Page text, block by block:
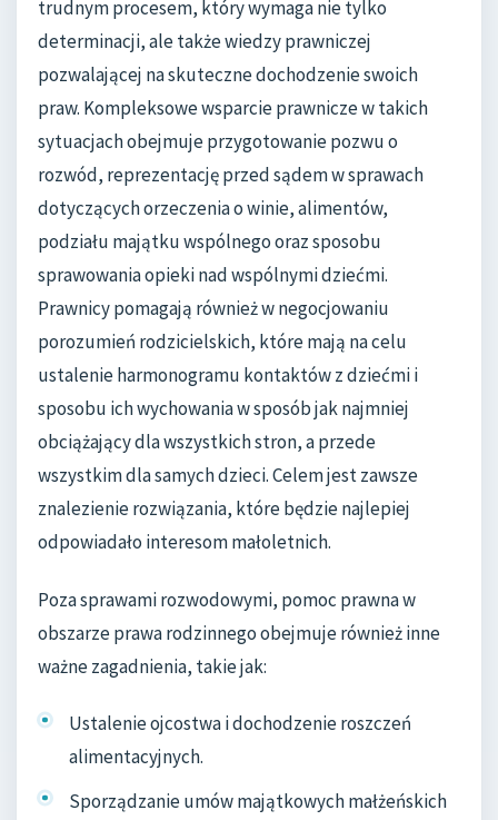
trudnym procesem, który wymaga nie tylko
determinacji, ale także wiedzy prawniczej
pozwalającej na skuteczne dochodzenie swoich
praw. Kompleksowe wsparcie prawnicze w takich
sytuacjach obejmuje przygotowanie pozwu o
rozwód, reprezentację przed sądem w sprawach
dotyczących orzeczenia o winie, alimentów,
podziału majątku wspólnego oraz sposobu
sprawowania opieki nad wspólnymi dziećmi.
Prawnicy pomagają również w negocjowaniu
porozumień rodzicielskich, które mają na celu
ustalenie harmonogramu kontaktów z dziećmi i
sposobu ich wychowania w sposób jak najmniej
obciążający dla wszystkich stron, a przede
wszystkim dla samych dzieci. Celem jest zawsze
znalezienie rozwiązania, które będzie najlepiej
odpowiadało interesom małoletnich.
Poza sprawami rozwodowymi, pomoc prawna w
obszarze prawa rodzinnego obejmuje również inne
ważne zagadnienia, takie jak:
Ustalenie ojcostwa i dochodzenie roszczeń
alimentacyjnych.
Sporządzanie umów majątkowych małżeńskich